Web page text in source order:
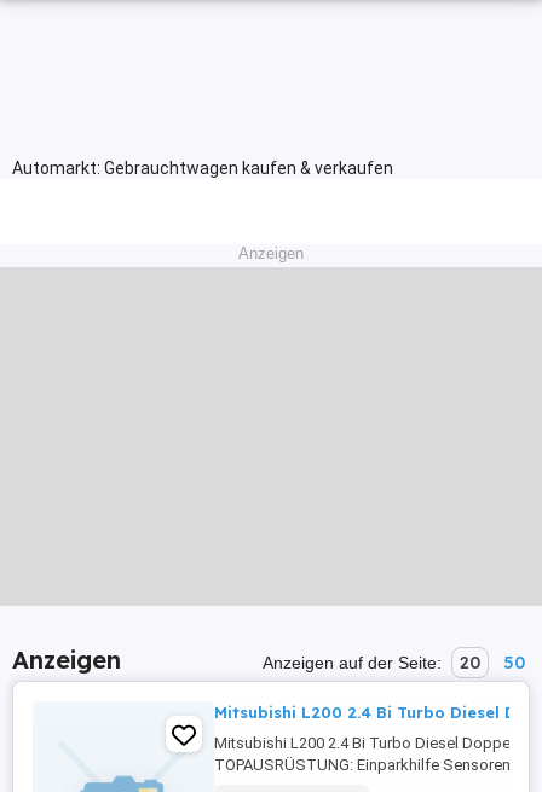
Automarkt: Gebrauchtwagen kaufen & verkaufen
Anzeigen
Anzeigen Anzeigen auf der Seite: 20 50
Mitsubishi L200 2.4 Bi Turbo Diesel
Mitsubishi L200 2.4 Bi Turbo Diesel
TOPAUSRÜSTUNG: Einparkhilfe Sensoren